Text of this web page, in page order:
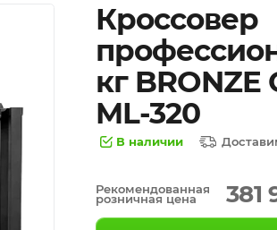
Кроссовер
кг BRONZE
ML-320
В наличии
Рекомендованная
розничная цена 381